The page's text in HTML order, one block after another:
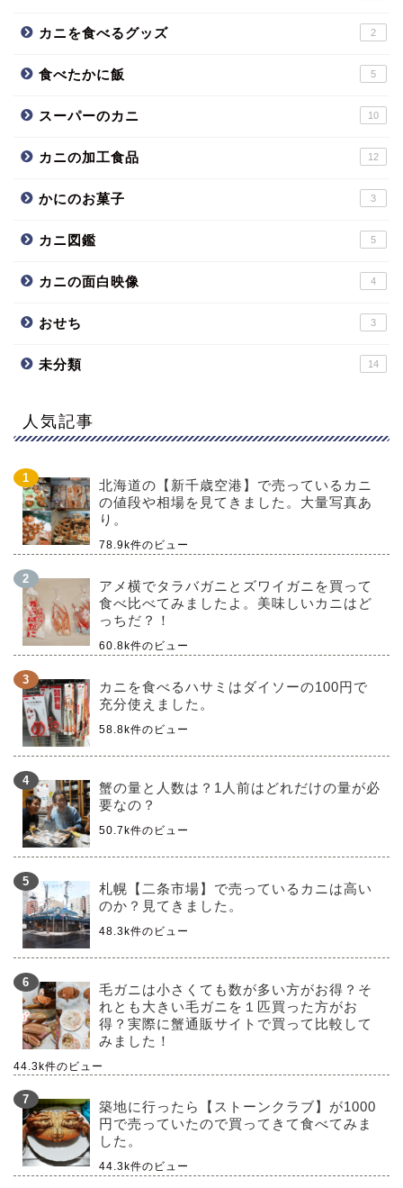
カニを食べるグッズ 2
食べたかに飯 5
スーパーのカニ 10
カニの加工食品 12
かにのお菓子 3
カニ図鑑 5
カニの面白映像 4
おせち 3
未分類 14
人気記事
北海道の【新千歳空港】で売っているカニ
の値段や相場を見てきました。大量写真あ
り。
78.9k件のビュー
アメ横でタラバガニとズワイガニを買って
食べ比べてみましたよ。美味しいカニはど
っちだ？！
60.8k件のビュー
カニを食べるハサミはダイソーの100円で
充分使えました。
58.8k件のビュー
蟹の量と人数は？1人前はどれだけの量が必
要なの？
50.7k件のビュー
札幌【二条市場】で売っているカニは高い
のか？見てきました。
48.3k件のビュー
毛ガニは小さくても数が多い方がお得？そ
れとも大きい毛ガニを１匹買った方がお
得？実際に蟹通販サイトで買って比較して
みました！
44.3k件のビュー
築地に行ったら【ストーンクラブ】が1000
円で売っていたので買ってきて食べてみま
した。
44.3k件のビュー